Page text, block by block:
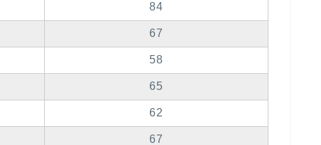
84
67
58
65
62
67